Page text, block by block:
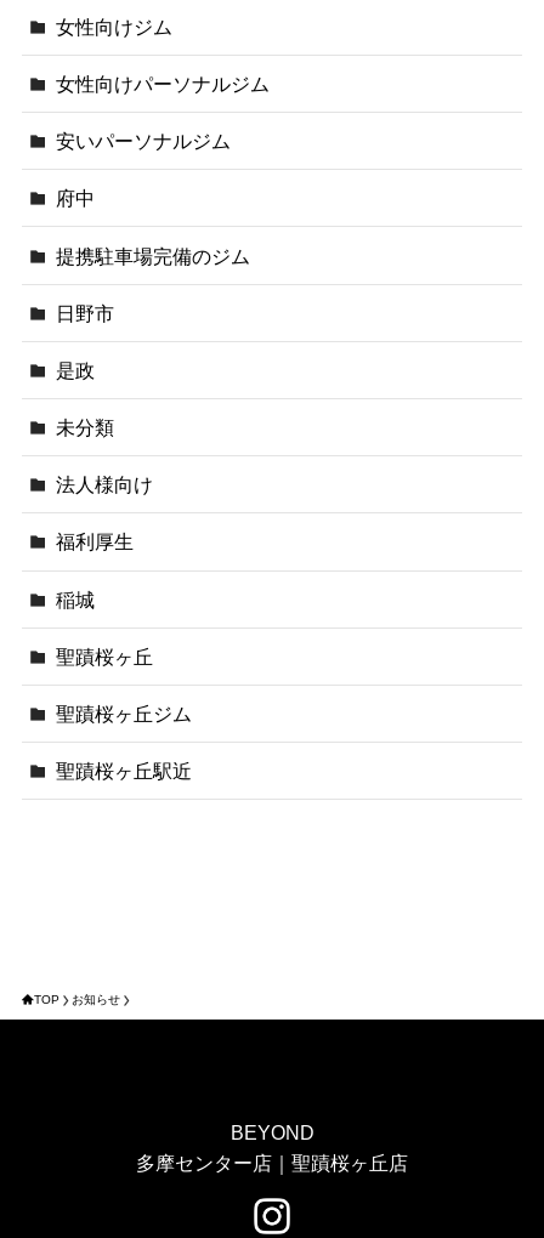
女性向けジム
女性向けパーソナルジム
安いパーソナルジム
府中
提携駐車場完備のジム
日野市
是政
未分類
法人様向け
福利厚生
稲城
聖蹟桜ヶ丘
聖蹟桜ヶ丘ジム
聖蹟桜ヶ丘駅近
TOP お知らせ
BEYOND
多摩センター店｜聖蹟桜ヶ丘店